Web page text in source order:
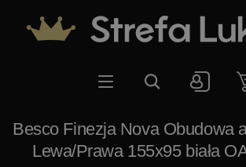
Besco Finezja Nova Obudowa
Lewa/Prawa 155x95 biała